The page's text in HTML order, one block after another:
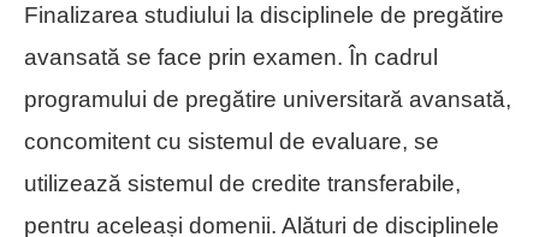
Finalizarea studiului la disciplinele de pregătire
avansată se face prin examen. În cadrul
programului de pregătire universitară avansată,
concomitent cu sistemul de evaluare, se
utilizează sistemul de credite transferabile,
pentru aceleași domenii. Alături de disciplinele